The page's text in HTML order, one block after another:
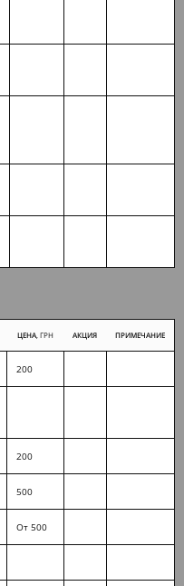
ЦЕНА, ГРН АКЦИЯ ПРИМЕЧАНИЕ
200
200
500
От 500